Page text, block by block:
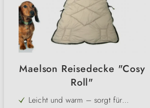
Maelson Reisedecke "Cosy
Roll"
Leicht und warm – sorgt für